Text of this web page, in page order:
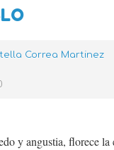
Correa Martinez
y angustia, florece